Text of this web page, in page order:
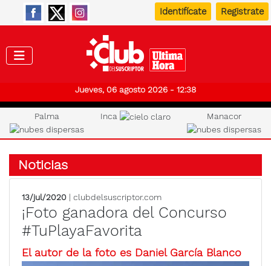
Identifícate Registrate
Jueves, 06 agosto 2026 - 12:38
Palma Inca Manacor
Noticias
13/jul/2020 | clubdelsuscriptor.com
¡Foto ganadora del Concurso
#TuPlayaFavorita
El autor de la foto es Daniel García Blanco